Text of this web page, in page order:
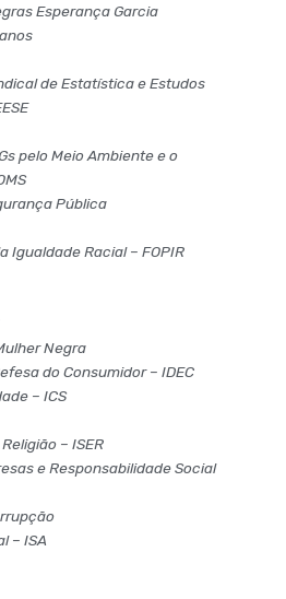
Esperança Garcia
de Estatística e Estudos
pelo Meio Ambiente e o
Pública
Igualdade Racial – FOPIR
Negra
do Consumidor – IDEC
– ICS
– ISER
e Responsabilidade Social
– ISA